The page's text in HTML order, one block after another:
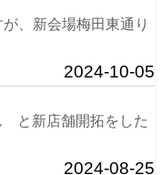
、新会場梅田東通り
2024-10-05
と新店舗開拓をした
2024-08-25